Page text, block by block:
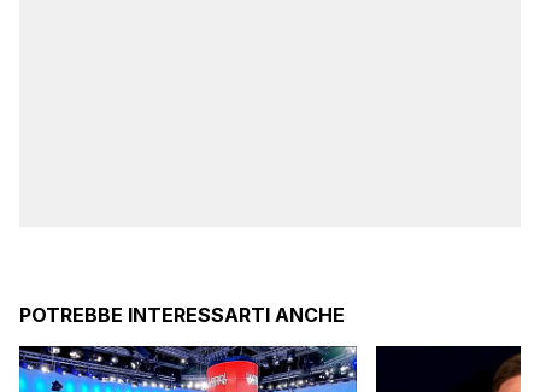
POTREBBE INTERESSARTI ANCHE